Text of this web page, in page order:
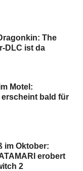
The
DLC ist da
Motel:
erscheint bald für
im Oktober:
erobert
2